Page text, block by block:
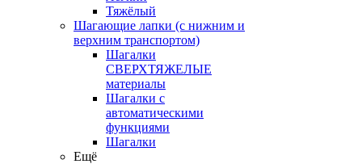
Тяжёлый
Шагающие лапки (с нижним и
верхним транспортом)
Шагалки
СВЕРХТЯЖЕЛЫЕ
материалы
Шагалки с
автоматическими
функциями
Шагалки
Ещё